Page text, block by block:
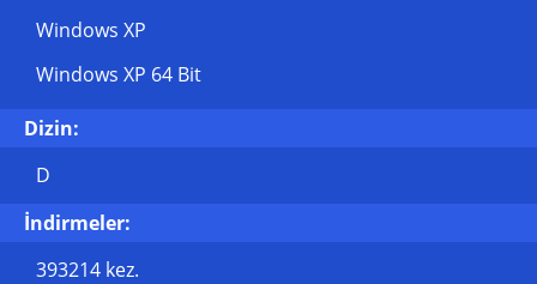
Windows XP
Windows XP 64 Bit
Dizin:
D
İndirmeler:
393214 kez.